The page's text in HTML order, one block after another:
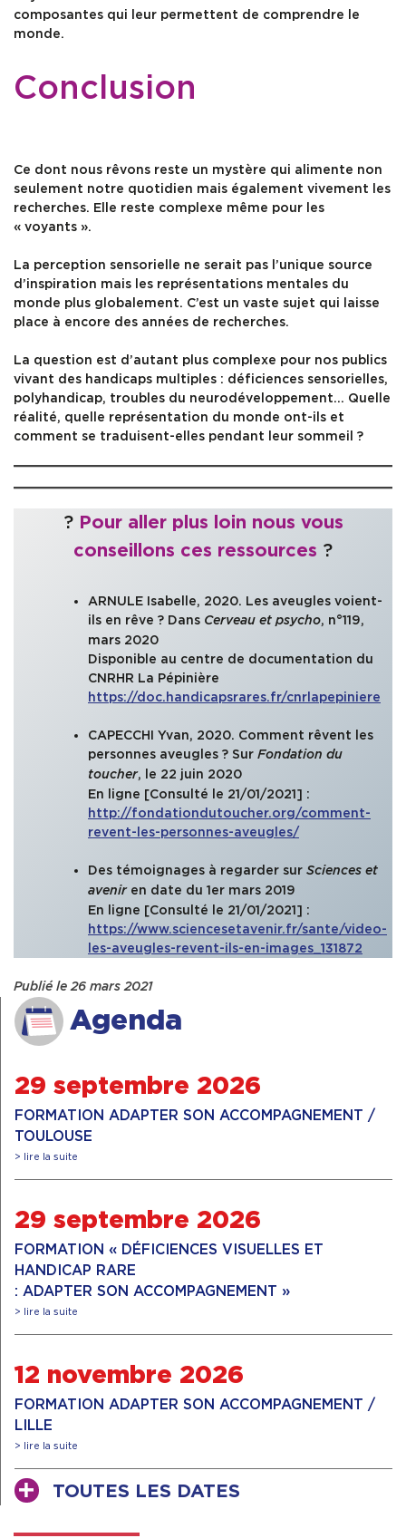
composantes qui leur permettent de comprendre le
monde.
Conclusion
Ce dont nous rêvons reste un mystère qui alimente non
seulement notre quotidien mais également vivement les
recherches. Elle reste complexe même pour les
« voyants ».
La perception sensorielle ne serait pas l’unique source
d’inspiration mais les représentations mentales du
monde plus globalement. C’est un vaste sujet qui laisse
place à encore des années de recherches.
La question est d’autant plus complexe pour nos publics
vivant des handicaps multiples : déficiences sensorielles,
polyhandicap, troubles du neurodéveloppement… Quelle
réalité, quelle représentation du monde ont-ils et
comment se traduisent-elles pendant leur sommeil ?
? Pour aller plus loin nous vous
conseillons ces ressources ?
ARNULE Isabelle, 2020. Les aveugles voient-
ils en rêve ? Dans Cerveau et psycho, n°119,
mars 2020
Disponible au centre de documentation du
CNRHR La Pépinière
https://doc.handicapsrares.fr/cnrlapepiniere
CAPECCHI Yvan, 2020. Comment rêvent les
personnes aveugles ? Sur Fondation du
toucher, le 22 juin 2020
En ligne [Consulté le 21/01/2021] :
http://fondationdutoucher.org/comment-
revent-les-personnes-aveugles/
Des témoignages à regarder sur Sciences et
aveniren date du 1er mars 2019
En ligne [Consulté le 21/01/2021] :
https://www.sciencesetavenir.fr/sante/video-
les-aveugles-revent-ils-en-images_131872
Publié le 26 mars 2021
Agenda
29 septembre 2026
FORMATION ADAPTER SON ACCOMPAGNEMENT /
TOULOUSE
> lire la suite
29 septembre 2026
FORMATION « DÉFICIENCES VISUELLES ET
HANDICAP RARE
: ADAPTER SON ACCOMPAGNEMENT »
> lire la suite
12 novembre 2026
FORMATION ADAPTER SON ACCOMPAGNEMENT /
LILLE
> lire la suite
TOUTES LES DATES